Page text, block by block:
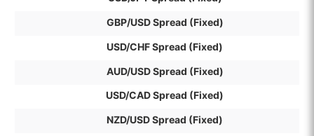
GBP/USD Spread (Fixed)
USD/CHF Spread (Fixed)
AUD/USD Spread (Fixed)
USD/CAD Spread (Fixed)
NZD/USD Spread (Fixed)